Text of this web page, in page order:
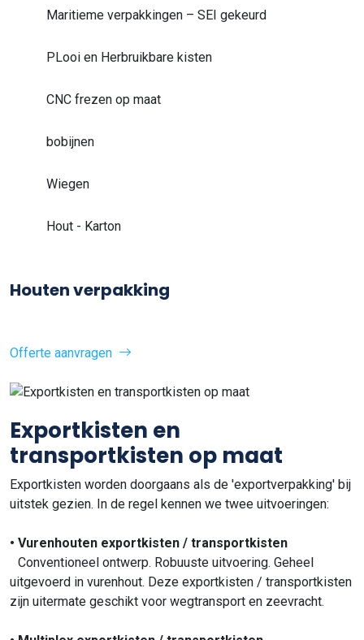
Maritieme verpakkingen – SEI gekeurd
PLooi en Herbruikbare kisten
CNC frezen op maat
bobijnen
Wiegen
Hout - Karton
Houten verpakking
Offerte aanvragen
Exportkisten en
transportkisten op maat
Exportkisten worden doorgaans als de 'exportverpakking' bij
uitstek gezien. In de regel kennen we twee uitvoeringen:
• Vurenhouten exportkisten / transportkisten
Conventioneel ontwerp. Robuuste uitvoering. Geheel
uitgevoerd in vurenhout. Deze exportkisten / transportkisten
zijn uitermate geschikt voor wegtransport en zeevracht.